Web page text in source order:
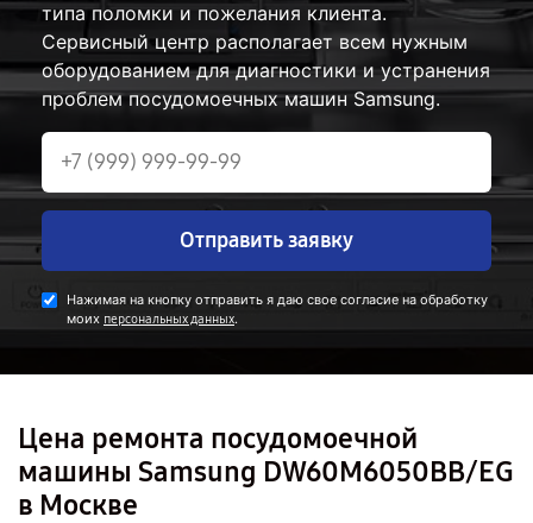
типа поломки и пожелания клиента.
Сервисный центр располагает всем нужным
оборудованием для диагностики и устранения
проблем посудомоечных машин Samsung.
Отправить заявку
Нажимая на кнопку отправить я даю свое согласие на обработку
моих персональных данных.
Цена ремонта посудомоечной
машины Samsung DW60M6050BB/EG
в Москве